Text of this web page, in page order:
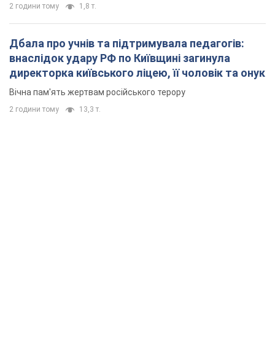
2 години тому 1,8 т.
Дбала про учнів та підтримувала педагогів:
внаслідок удару РФ по Київщині загинула
директорка київського ліцею, її чоловік та онук
Вічна пам'ять жертвам російського терору
2 години тому 13,3 т.